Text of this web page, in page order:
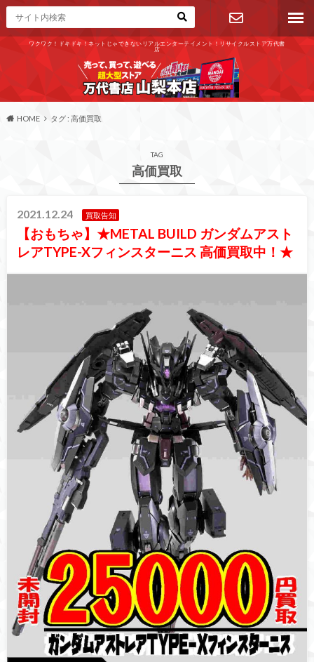
ワクワク！ドキドキ！ネットじゃできないリアルエンターテイメント！リサイクルストア万代書
店
お問い合わ
せ
HOME タグ : 高価買取
TAG
高価買取
2021.12.24 買取告知
【おもちゃ】★METAL BUILD ガンダムアスト
レアTYPE-Xフィンスターニス 高価買取中！★